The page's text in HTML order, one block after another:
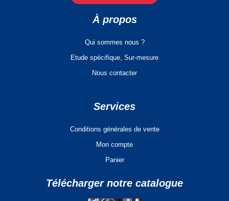
À propos
Qui sommes nous ?
Etude spécifique, Sur-mesure
Nous contacter
Services
Conditions générales de vente
Mon compte
Panier
Télécharger notre catalogue